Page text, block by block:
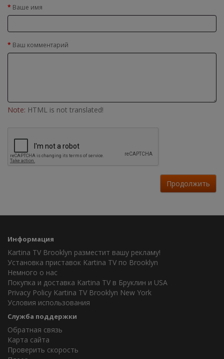
Ваше имя
Ваш комментарий
Note: HTML is not translated!
Продолжить
Информация
Kartina TV Brooklyn разместит вашу рекламу!
Установка приставок Kartina TV по Brooklyn
Немного о нас
Покупка и доставка Kartina TV в Бруклин и USA
Privacy Policy Kartina TV Brooklyn New York
Условия использования
Служба поддержки
Обратная связь
Карта сайта
Проверить скорость